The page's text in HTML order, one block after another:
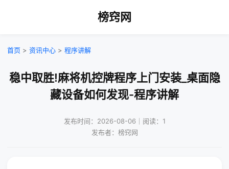
榜窍网
首页 > 资讯中心 > 程序讲解
稳中取胜!麻将机控牌程序上门安装_桌面隐
藏设备如何发现-程序讲解
发布时间：2026-08-06｜阅读：1
发布者：榜窍网